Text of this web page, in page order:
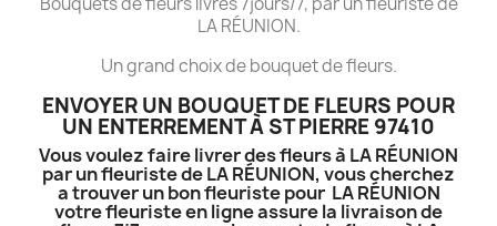
LA RÉUNION.
Un grand choix de bouquet de fleurs.
ENVOYER UN BOUQUET DE FLEURS POUR
UN ENTERREMENT À ST PIERRE 97410
Vous voulez faire livrer des fleurs à LA RÉUNION
par un fleuriste de LA RÉUNION, vous cherchez
a trouver un bon fleuriste pour LA RÉUNION
votre fleuriste en ligne assure la livraison de